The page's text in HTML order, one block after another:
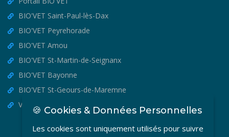
BIO'VET Saint-Paul-lès-Dax
BIO'VET Peyrehorade
BIO'VET Amou
BIO'VET St-Martin-de-Seignanx
BIO'VET Bayonne
BIO'VET St-Geours-de-Maremne
VET'OSTEO
🍪 Cookies & Données Personnelles
Les cookies sont uniquement utilisés pour suivre